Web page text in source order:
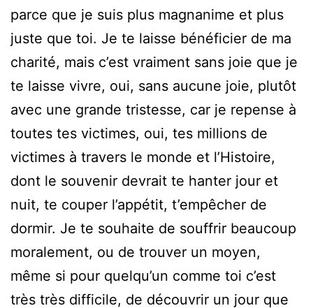
parce que je suis plus magnanime et plus
juste que toi. Je te laisse bénéficier de ma
charité, mais c’est vraiment sans joie que je
te laisse vivre, oui, sans aucune joie, plutôt
avec une grande tristesse, car je repense à
toutes tes victimes, oui, tes millions de
victimes à travers le monde et l’Histoire,
dont le souvenir devrait te hanter jour et
nuit, te couper l’appétit, t’empêcher de
dormir. Je te souhaite de souffrir beaucoup
moralement, ou de trouver un moyen,
même si pour quelqu’un comme toi c’est
très très difficile, de découvrir un jour que